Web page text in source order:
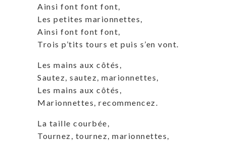
Ainsi font font font,
Les petites marionnettes,
Ainsi font font font,
Trois p’tits tours et puis s’en vont.
Les mains aux côtés,
Sautez, sautez, marionnettes,
Les mains aux côtés,
Marionnettes, recommencez.
La taille courbée,
Tournez, tournez, marionnettes,